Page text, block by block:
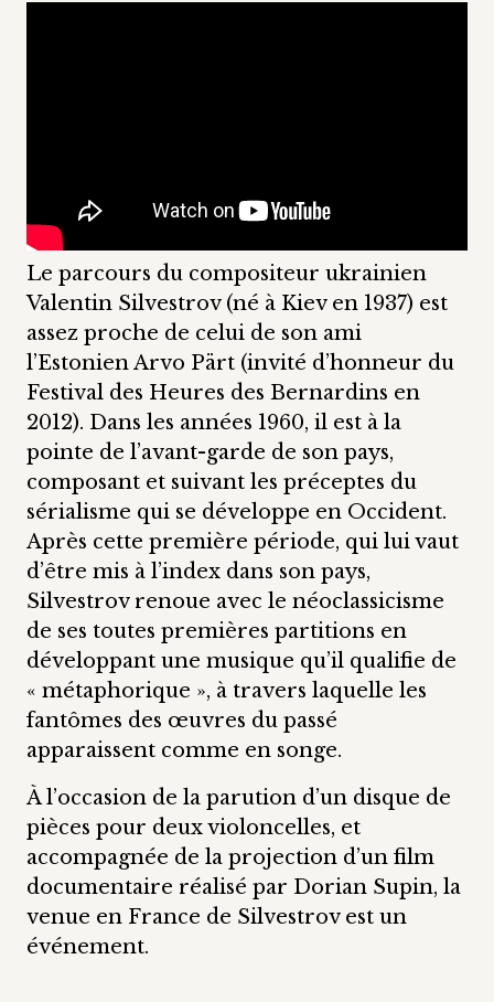
Le parcours du compositeur ukrainien
Valentin Silvestrov (né à Kiev en 1937) est
assez proche de celui de son ami
l’Estonien Arvo Pärt (invité d’honneur du
Festival des Heures des Bernardins en
2012). Dans les années 1960, il est à la
pointe de l’avant-garde de son pays,
composant et suivant les préceptes du
sérialisme qui se développe en Occident.
Après cette première période, qui lui vaut
d’être mis à l’index dans son pays,
Silvestrov renoue avec le néoclassicisme
de ses toutes premières partitions en
développant une musique qu’il qualifie de
« métaphorique », à travers laquelle les
fantômes des œuvres du passé
apparaissent comme en songe.
À l’occasion de la parution d’un disque de
pièces pour deux violoncelles, et
accompagnée de la projection d’un film
documentaire réalisé par Dorian Supin, la
venue en France de Silvestrov est un
événement.